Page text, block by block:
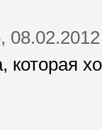
08.02.2012
которая